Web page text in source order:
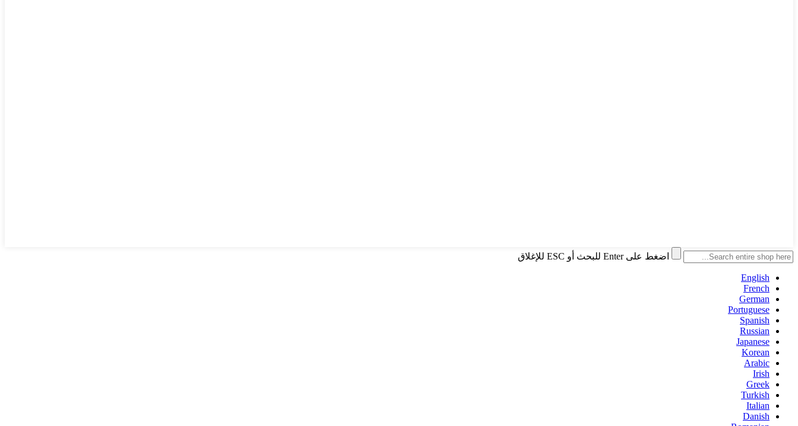
اضغط على Enter للبحث أو ESC للإغلاق
English
French
German
Portuguese
Spanish
Russian
Japanese
Korean
Arabic
Irish
Greek
Turkish
Italian
Danish